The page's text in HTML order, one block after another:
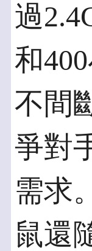
過
和
不間
爭對
需求
鼠還